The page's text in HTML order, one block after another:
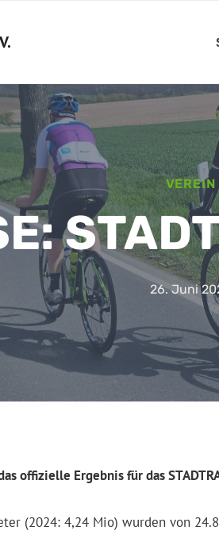
VEREIN
26. Juni
offizielle Ergebnis für das
(2024: 4,24 Mio) wurden von